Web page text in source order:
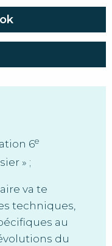
6e
» ;
va te
techniques,
au
du